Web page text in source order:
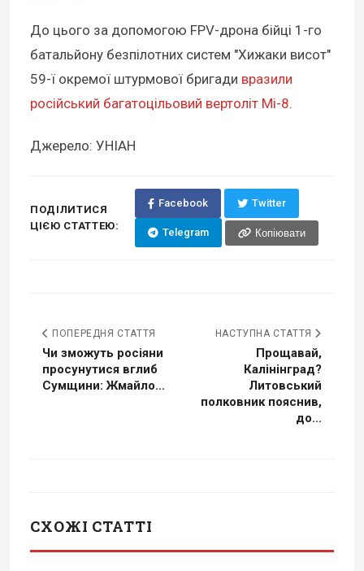
До цього за допомогою FPV-дрона бійці 1-го
батальйону безпілотних систем "Хижаки висот"
59-ї окремої штурмової бригади вразили
російський багатоцільовий вертоліт Мі-8.
Джерело: УНІАН
ПОДІЛИТИСЯ
ЦІЄЮ СТАТТЕЮ:
Facebook Twitter
Telegram Копіювати
ПОПЕРЕДНЯ СТАТТЯ
Чи зможуть росіяни
просунутися вглиб
Сумщини: Жмайло...
НАСТУПНА СТАТТЯ
Прощавай,
Калінінград?
Литовський
полковник пояснив,
до...
СХОЖІ СТАТТІ